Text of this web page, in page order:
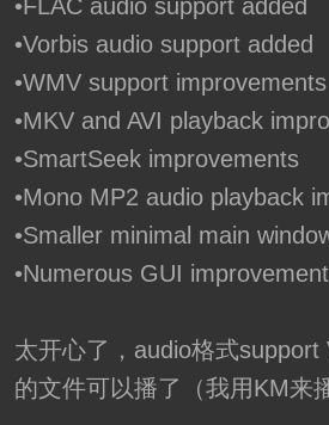
•FLAC audio support added
•Vorbis audio support added
•WMV support improvements
•MKV and AVI playback
•SmartSeek improvements
•Mono MP2 audio playback
•Smaller minimal main
•Numerous GUI
太开心了，audio格式support
的文件可以播了（我用KM来